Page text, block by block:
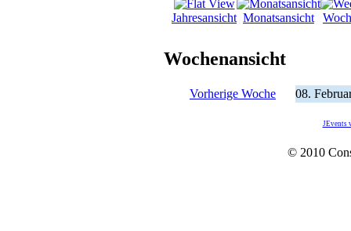
Jahresansicht Monatsansicht
Wochenansicht
Vorherige Woche 08.
JEvents
© 2010